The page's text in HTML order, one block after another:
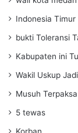
Indonesia Timur
bukti Toleransi
Kabupaten ini
Wakil Uskup
Musuh
5 tewas